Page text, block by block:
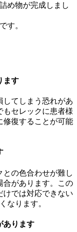
め物が完成しまし
す。
ます
してしまう恐れがあ
もセレックに患者様
修復することが可能
との色合わせが難し
合があります。この
けでは対応できない
なります。
あります